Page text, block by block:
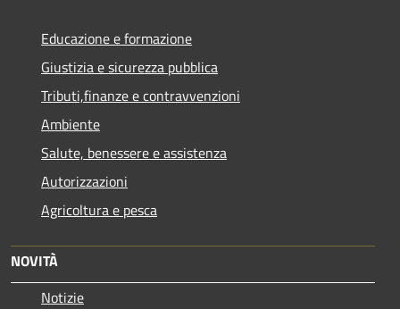
Educazione e formazione
Giustizia e sicurezza pubblica
Tributi,finanze e contravvenzioni
Ambiente
Salute, benessere e assistenza
Autorizzazioni
Agricoltura e pesca
NOVITÀ
Notizie